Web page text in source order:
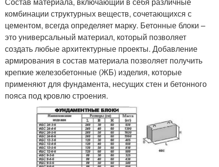
комбинации структурных веществ, сочетающихся с
цементом, всегда определяет марку. Бетонные блоки –
это универсальный материал, который позволяет
создать любые архитектурные проекты. Добавление
армирования в состав материала позволяет получить
крепкие железобетонные (ЖБ) изделия, которые
применяют для фундамента, несущих стен и бетонного
пояса под кровлю строения.